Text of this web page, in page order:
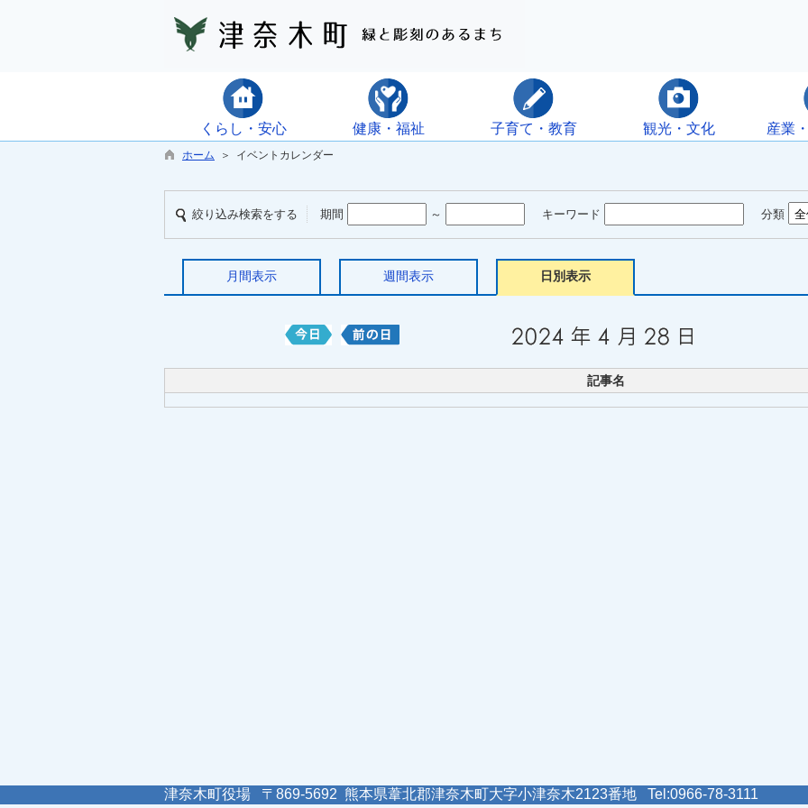
くらし・安心 健康・福祉 子育て・教育 観光・文化 産業
ホーム ＞ イベントカレンダー
絞り込み検索をする 期間 ～ キーワード 分類
月間表示 週間表示 日別表示
記事名
津奈木町役場 〒869-5692 熊本県葦北郡津奈木町大字小津奈木2123番地 Tel:0966-78-3111